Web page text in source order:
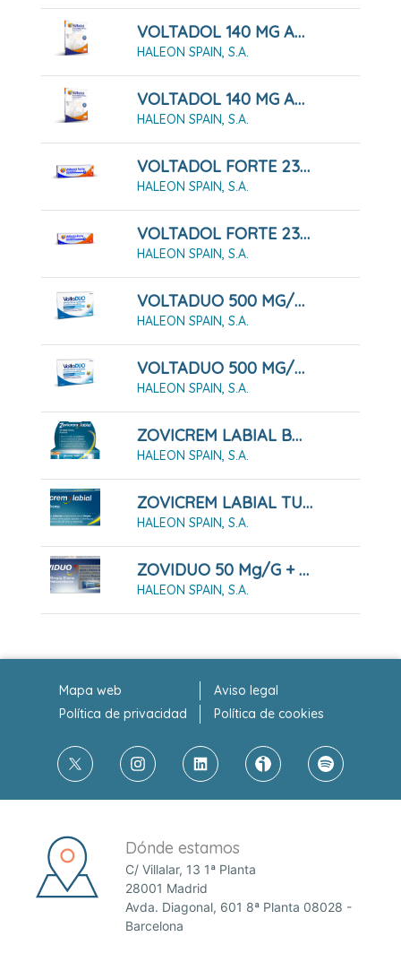
VOLTADOL 140 MG APOSITO ADHESIVO MEDICAMENTOSO, 10 Apósitos
HALEON SPAIN, S.A.
VOLTADOL 140 MG APOSITO ADHESIVO MEDICAMENTOSO, 5 Apósitos
HALEON SPAIN, S.A.
VOLTADOL FORTE 23,2 MG/G GEL 1 Tubo De 100 G
HALEON SPAIN, S.A.
VOLTADOL FORTE 23,2 MG/G GEL 1 Tubo De 50 G
HALEON SPAIN, S.A.
VOLTADUO 500 MG/200 MG COMPRIMIDOS RECUBIERTOS CON PELICULA, 10 Comprimidos
HALEON SPAIN, S.A.
VOLTADUO 500 MG/200 MG COMPRIMIDOS RECUBIERTOS CON PELICULA, 20 Comprimidos
HALEON SPAIN, S.A.
ZOVICREM LABIAL BOMBA DOSIFICADORA 2 GRAMOS
HALEON SPAIN, S.A.
ZOVICREM LABIAL TUBO 2 GRAMOS
HALEON SPAIN, S.A.
ZOVIDUO 50 Mg/g + 10 Mg/g CREMA , 1 Tubo De 2 G
HALEON SPAIN, S.A.
Mapa web
Aviso legal
Política de privacidad
Política de cookies
Dónde estamos
C/ Villalar, 13 1ª Planta
28001 Madrid
Avda. Diagonal, 601 8ª Planta 08028 -
Barcelona